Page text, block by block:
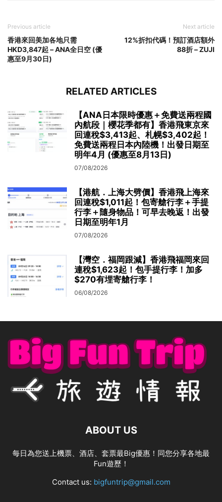
Previous article
香港來回美加各地只需
HKD3,847起 – ANA全日空 (優
惠至9月30日)
Next article
12%折扣代碼！預訂酒店額外
88折 – ZUJI
RELATED ARTICLES
【ANA日本限時優惠＋免費送兩程國
內航段｜櫻花季都有】香港飛東京來
回連稅$3,413起、札幌$3,402起！
免費送兩程日本內陸機！出發日期至
明年4月 (優惠至8月13日)
07/08/2026
【港航．上海大劈價】香港飛上海來
回連稅$1,011起！包寄艙行李＋手提
行李＋隨身物品！可早去晚返！出發
日期至明年1月
07/08/2026
【灣空．福岡跟減】香港飛福岡來回
連稅$1,623起！包手提行李！加多
$270有埋寄艙行李！
06/08/2026
ABOUT US
每日為您送上機票、酒店、套票最Big優惠！同您分享各地最
Fun遊歷！
Contact us: bigfuntrip@gmail.com